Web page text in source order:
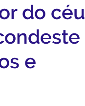
Avisos da Paróquia
Padroeira
do céu
e